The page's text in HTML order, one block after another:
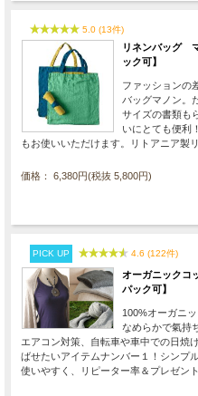
5.0 (13件)
リネンバッグ
ック可】
ファッションの
バッグマノン。
サイズの書類も
いにとても便利
もお使いいただけます。リトアニア製
価格： 6,380円(税抜 5,800円)
PICK UP 4.6 (122件)
オーガニックコ
パック可】
100%オーガニ
なめらかで氣持
エアコン対策、自転車や車中での日焼
ばせたいアイテムナンバー１！シンプ
使いやすく、リピーター率＆プレゼン